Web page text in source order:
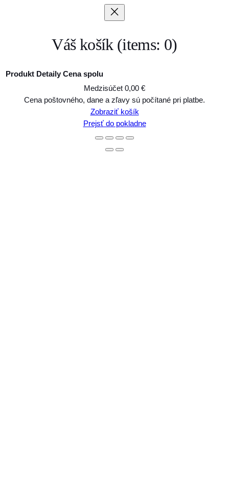
Váš košík (items: 0)
Produkty
Produkt Detaily Cena spolu
Medzisúčet 0,00 €
Cena poštovného, dane a zľavy sú počítané pri platbe.
Zobraziť košík
Prejsť do pokladne